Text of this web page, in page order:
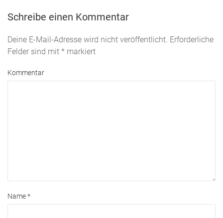
Schreibe einen Kommentar
Deine E-Mail-Adresse wird nicht veröffentlicht. Erforderliche
Felder sind mit * markiert
Kommentar
Name*